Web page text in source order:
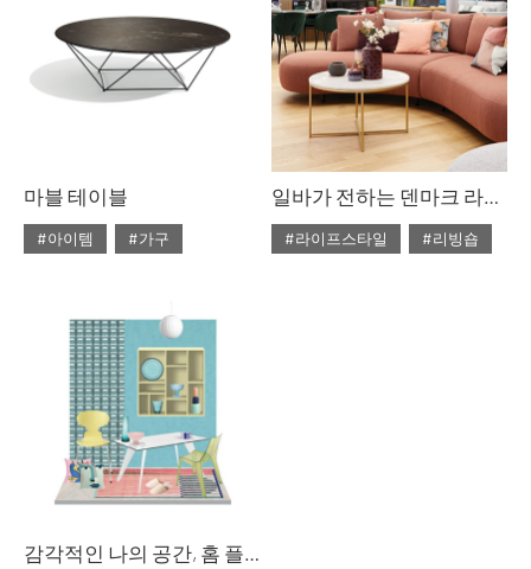
#쇼핑
#의자
#체어
#테이블
#스타일링
#의자
#조명
#집 꾸미기
#체어
#테이블
#패브릭
마블 테이블
#아이템
#가구
#대리석
#마블
#마블 테이블
#쇼핑
#테이블
일바가 전하는 덴마크 라이프스타일
#라이프스타일
#리빙숍
감각적인 나의 공간, 홈 플레이스